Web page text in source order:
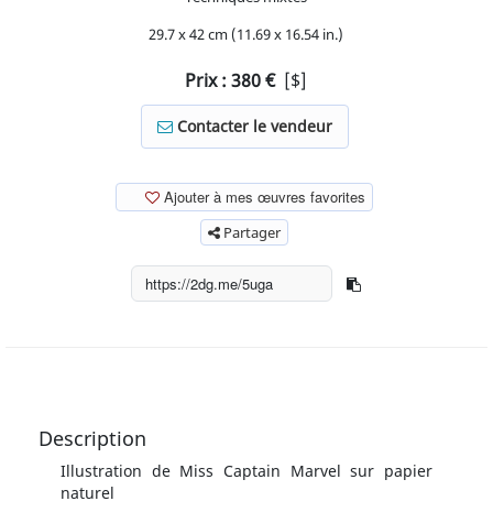
29.7 x 42 cm (11.69 x 16.54 in.)
Prix : 380 [$]
Contacter le vendeur
Ajouter à mes œuvres favorites
Partager
Description
Illustration de Miss Captain Marvel sur papier
naturel